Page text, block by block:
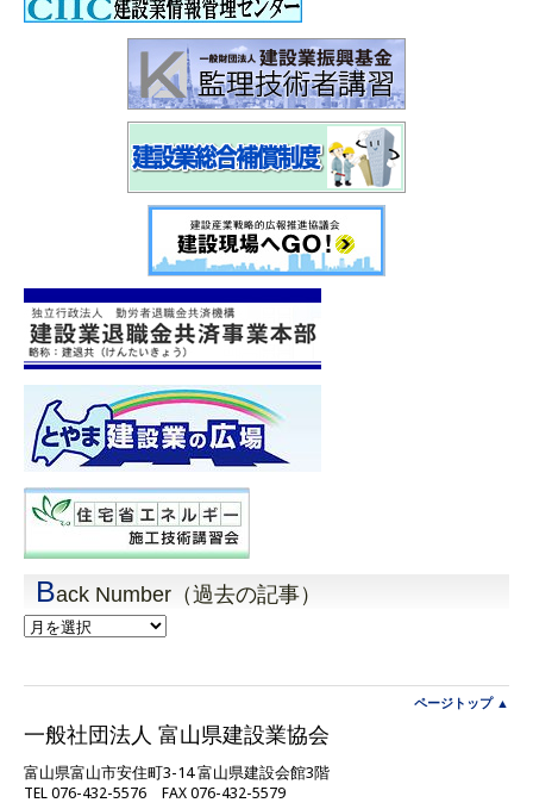
Back Number（過去の記事）
Back
Number（過
事）
ページトップ ▲
一般社団法人 富山県建設業協会
富山県富山市安住町3-14 富山県建設会館3階
TEL 076-432-5576 FAX 076-432-5579